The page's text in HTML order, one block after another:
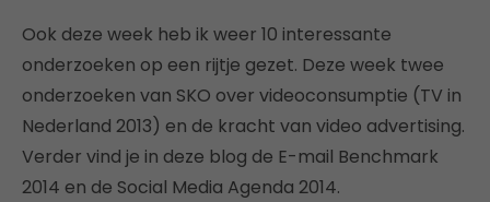
Ook deze week heb ik weer 10 interessante
onderzoeken op een rijtje gezet. Deze week twee
onderzoeken van SKO over videoconsumptie (TV in
Nederland 2013) en de kracht van video advertising.
Verder vind je in deze blog de E-mail Benchmark
2014 en de Social Media Agenda 2014.